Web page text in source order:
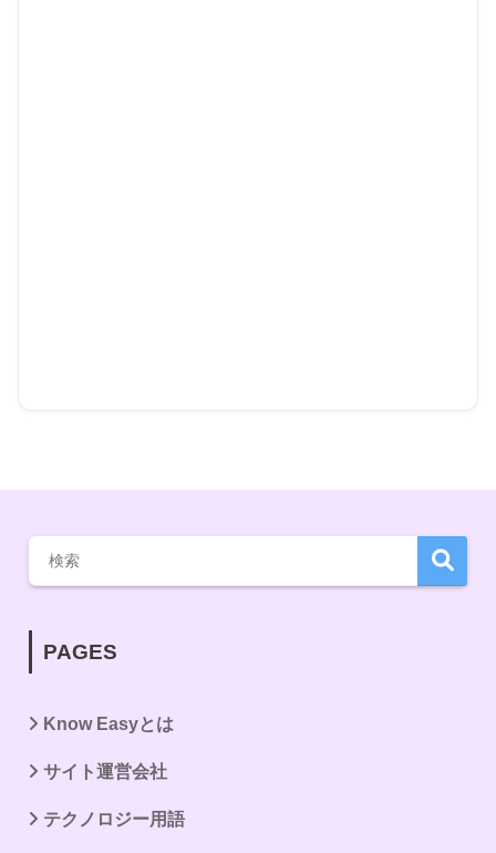
PAGES
Know Easyとは
サイト運営会社
テクノロジー用語